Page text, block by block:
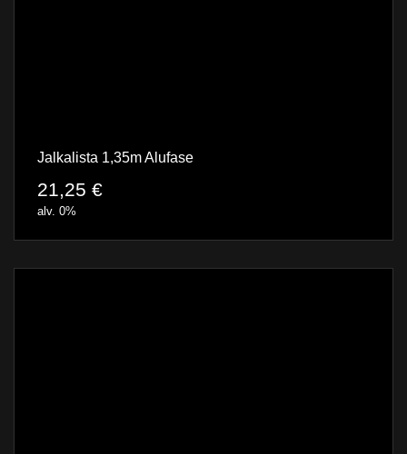
Jalkalista 1,35m Alufase
21,25 €
alv. 0%